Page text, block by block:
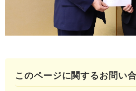
このページに関するお問い